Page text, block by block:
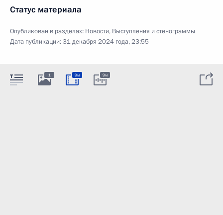
Статус материала
Опубликован в разделах: Новости, Выступления и стенограммы
Дата публикации:31 декабря 2024 года, 23:55
1 9м 9м